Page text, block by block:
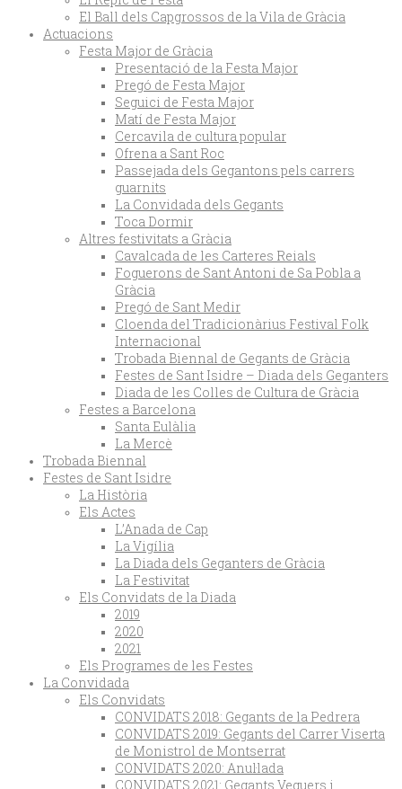
El Ball dels Capgrossos de la Vila de Gràcia
Actuacions
Festa Major de Gràcia
Presentació de la Festa Major
Pregó de Festa Major
Seguici de Festa Major
Matí de Festa Major
Cercavila de cultura popular
Ofrena a Sant Roc
Passejada dels Gegantons pels carrers
guarnits
La Convidada dels Gegants
Toca Dormir
Altres festivitats a Gràcia
Cavalcada de les Carteres Reials
Foguerons de Sant Antoni de Sa Pobla a
Gràcia
Pregó de Sant Medir
Cloenda del Tradicionàrius Festival Folk
Internacional
Trobada Biennal de Gegants de Gràcia
Festes de Sant Isidre – Diada dels Geganters
Diada de les Colles de Cultura de Gràcia
Festes a Barcelona
Santa Eulàlia
La Mercè
Trobada Biennal
Festes de Sant Isidre
La Història
Els Actes
L’Anada de Cap
La Vigília
La Diada dels Geganters de Gràcia
La Festivitat
Els Convidats de la Diada
2019
2020
2021
Els Programes de les Festes
La Convidada
Els Convidats
CONVIDATS 2018: Gegants de la Pedrera
CONVIDATS 2019: Gegants del Carrer Viserta
de Monistrol de Montserrat
CONVIDATS 2020: Anul·lada
CONVIDATS 2021: Gegants Veguers i